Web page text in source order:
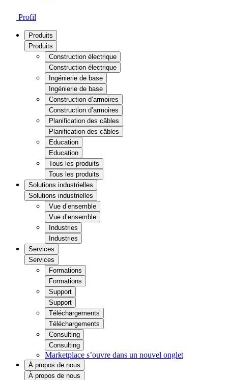
Profil
Produits
Produits
Construction électrique
Construction électrique
Ingénierie de base
Ingénierie de base
Construction d’armoires
Construction d’armoires
Planification des câbles
Planification des câbles
Education
Education
Tous les produits
Tous les produits
Solutions industrielles
Solutions industrielles
Vue d’ensemble
Vue d’ensemble
Industries
Industries
Services
Services
Formations
Formations
Support
Support
Téléchargements
Téléchargements
Consulting
Consulting
Marketplace s’ouvre dans un nouvel onglet
À propos de nous
À propos de nous